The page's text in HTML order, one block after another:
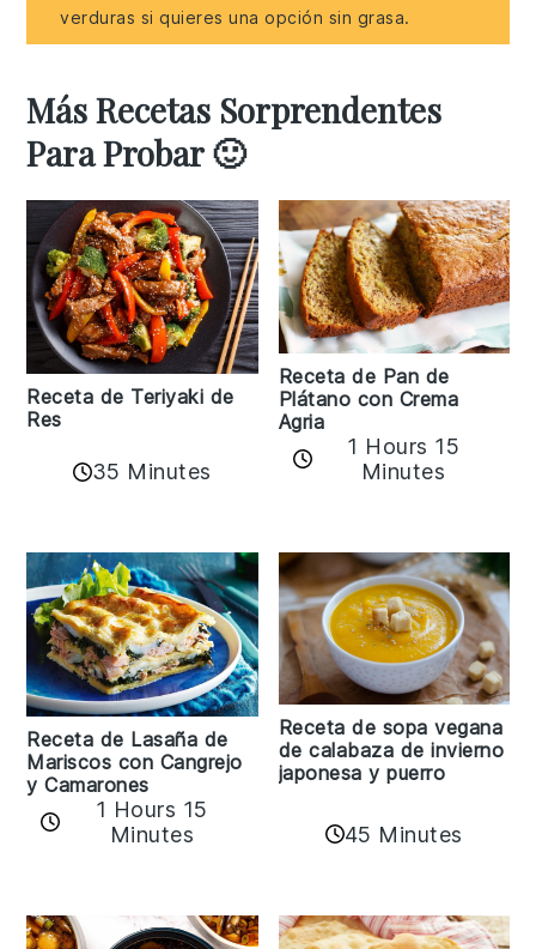
verduras si quieres una opción sin grasa.
Más Recetas Sorprendentes
Para Probar 🙂
Receta de Teriyaki de
Res
35 Minutes
Receta de Pan de
Plátano con Crema
Agria
1 Hours 15
Minutes
Receta de Lasaña de
Mariscos con Cangrejo
y Camarones
1 Hours 15
Minutes
Receta de sopa vegana
de calabaza de invierno
japonesa y puerro
45 Minutes